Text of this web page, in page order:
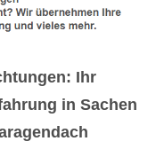
Ihr
in Sachen